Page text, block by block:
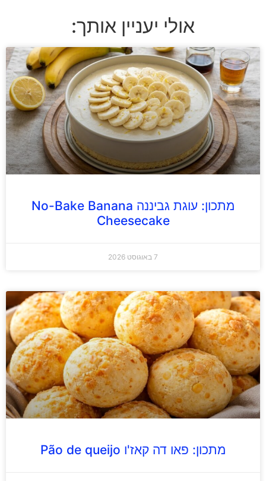
אולי יעניין אותך:
מתכון: עוגת גביננה No-Bake Banana
Cheesecake
7 באוגוסט 2026
מתכון: פאו דה קאז'ו Pão de queijo